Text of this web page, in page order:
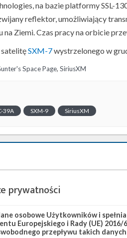
na bazie platformy SSL-
reflektor, umożliwiający
Ziemi. Czas pracy na orbicie
satelitęSXM-7wystrzelonego w
Space Page, SiriusXM
39A SXM-9 SiriusXM
prywatności
osobowe Użytkowników i
Europejskiego i Rady (UE)
przepływu takich